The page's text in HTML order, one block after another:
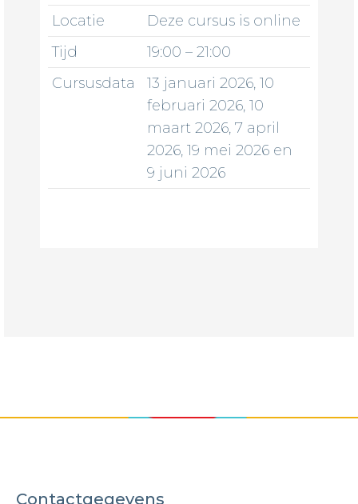
Locatie
Deze cursus is online
Tijd
19:00 – 21:00
Cursusdata
13 januari 2026, 10
februari 2026, 10
maart 2026, 7 april
2026, 19 mei 2026 en
9 juni 2026
Contactgegevens